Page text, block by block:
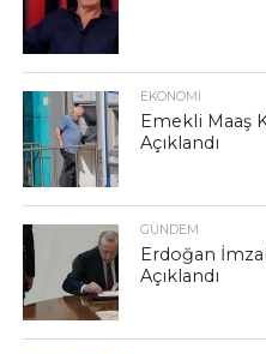
EKONOMI
Emekli Maaş
Açıklandı
GÜNDEM
Erdoğan
Açıklandı